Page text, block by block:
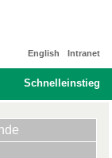
Intranet
English
Schnelleinstieg